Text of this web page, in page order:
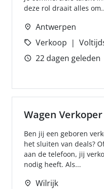
deze rol draait alles
Antwerpen
Verkoop
22 dagen geleden
Wagen Verkoper
Ben jij een geboren
het sluiten van deals?
aan de telefoon, jij
nodig heeft. Als...
Wilrijk